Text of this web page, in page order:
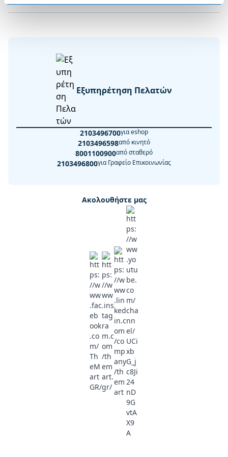
Εξυπηρέτηση Πελατών
2103496700για eshop
2103496598από κινητό
8001100900από σταθερό
2103496800για Γραφείο Επικοινωνίας
Ακολουθήστε μας